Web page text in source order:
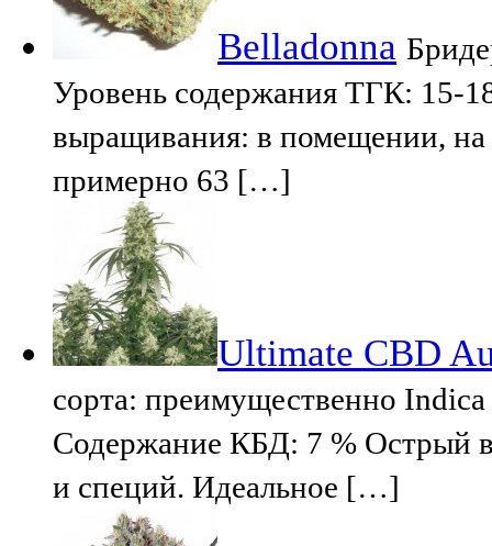
Belladonna
Уровень содержания ТГК: 15-
выращивания: в помещении, на
примерно 63 […]
Ultimate CBD
сорта: преимущественно
Содержание КБД: 7 % Острый
и специй. Идеальное […]